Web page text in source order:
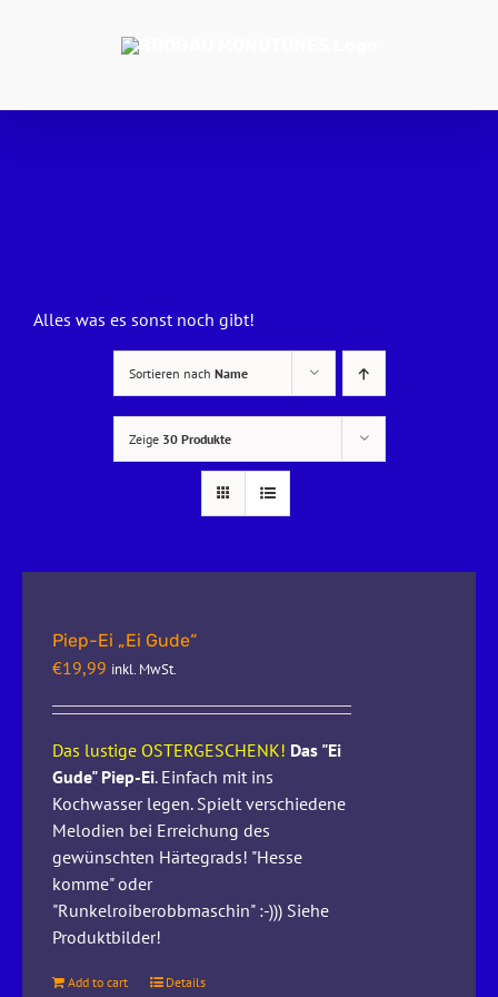
Alles was es sonst noch gibt!
Sortieren nach Name
Zeige 30 Produkte
Piep-Ei „Ei Gude“
€19,99 inkl. MwSt.
Das lustige OSTERGESCHENK! Das "Ei
Gude" Piep-Ei. Einfach mit ins
Kochwasser legen. Spielt verschiedene
Melodien bei Erreichung des
gewünschten Härtegrads! "Hesse
komme" oder
"Runkelroiberobbmaschin" :-))) Siehe
Produktbilder!
Add to cart Details